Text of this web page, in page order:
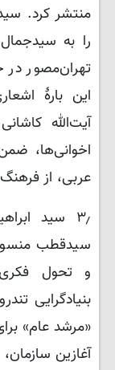
منتشر کرد.
را به
تهران‌مصور
این بارۀ
آیت‌الله
اخوانی‌ها،
عربی، از
۳٫ سید
سیدقطب
و تحول
بنیادگرایی
«مرشد عام»
آغازین